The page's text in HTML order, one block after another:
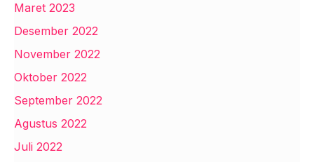
Maret 2023
Desember 2022
November 2022
Oktober 2022
September 2022
Agustus 2022
Juli 2022